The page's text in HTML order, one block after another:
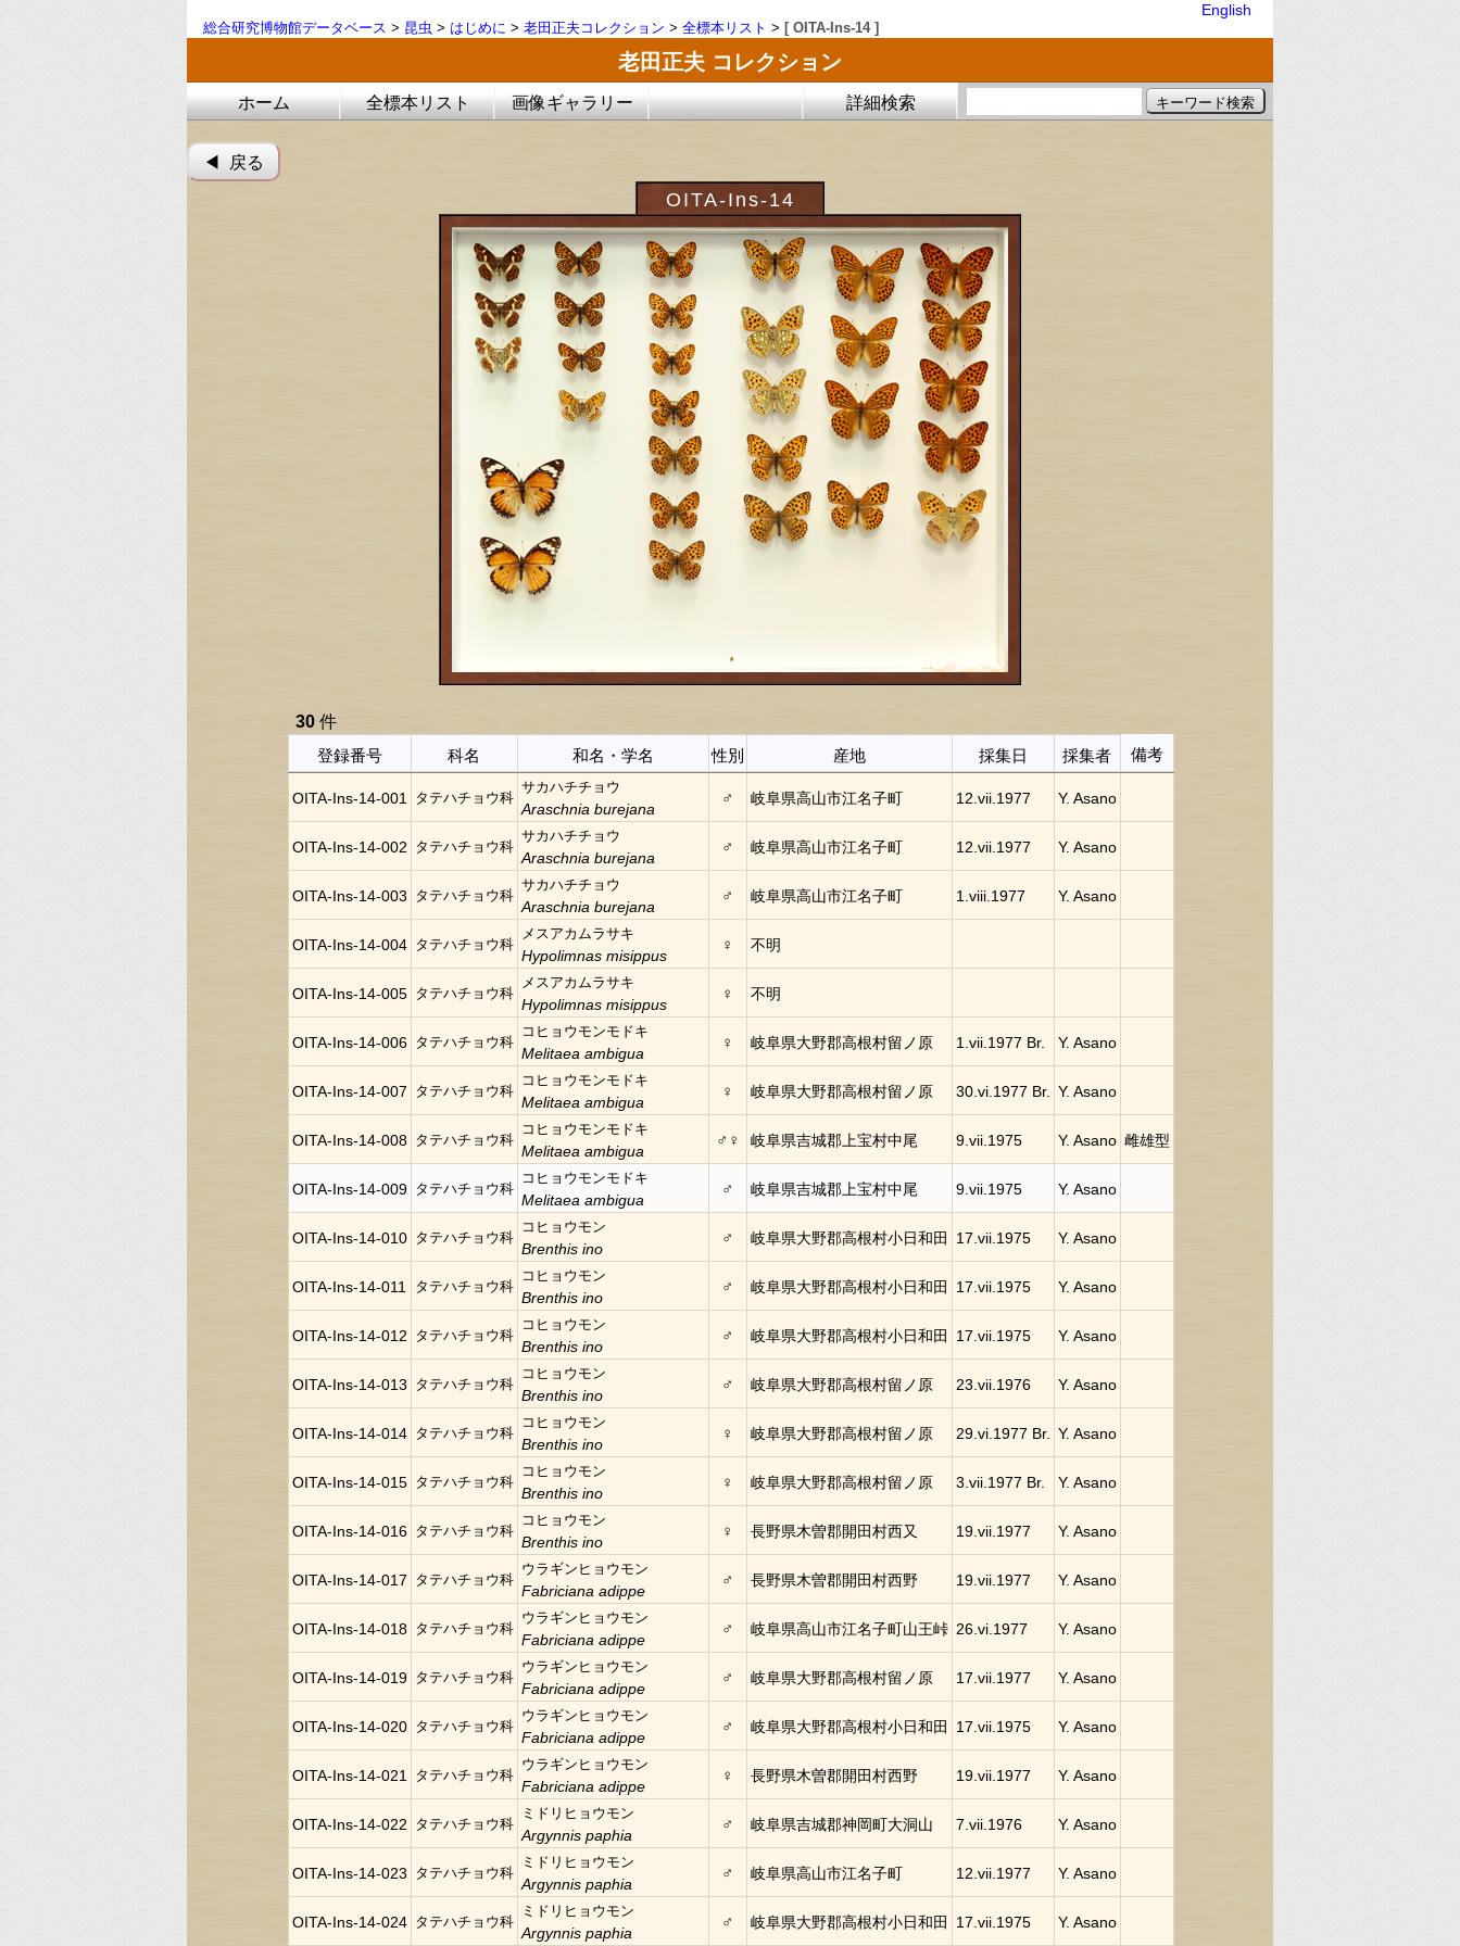
English
総合研究博物館データベース > 昆虫 > はじめに > 老田正夫コレクション > 全標本リスト > [ OITA-Ins-14 ]
老田正夫 コレクション
ホーム 全標本リスト 画像ギャラリー 詳細検索
◀︎ 戻る
OITA-Ins-14
30件
登録番号
科名 和名・学名 性別 産地 採集日 採集者 備考
OITA-Ins-14-001 タテハチョウ科
サカハチチョウ
Araschnia burejana
♂ 岐阜県高山市江名子町 12.vii.1977 Y. Asano
OITA-Ins-14-002 タテハチョウ科
サカハチチョウ
Araschnia burejana
♂ 岐阜県高山市江名子町 12.vii.1977 Y. Asano
OITA-Ins-14-003 タテハチョウ科
サカハチチョウ
Araschnia burejana
♂ 岐阜県高山市江名子町 1.viii.1977 Y. Asano
OITA-Ins-14-004 タテハチョウ科
メスアカムラサキ
Hypolimnas misippus
♀ 不明
OITA-Ins-14-005 タテハチョウ科
メスアカムラサキ
Hypolimnas misippus
♀ 不明
OITA-Ins-14-006 タテハチョウ科
コヒョウモンモドキ
Melitaea ambigua
♀ 岐阜県大野郡高根村留ノ原 1.vii.1977 Br. Y. Asano
OITA-Ins-14-007 タテハチョウ科
コヒョウモンモドキ
Melitaea ambigua
♀ 岐阜県大野郡高根村留ノ原 30.vi.1977 Br. Y. Asano
OITA-Ins-14-008 タテハチョウ科
コヒョウモンモドキ
Melitaea ambigua
♂♀ 岐阜県吉城郡上宝村中尾 9.vii.1975 Y. Asano 雌雄型
OITA-Ins-14-009 タテハチョウ科
コヒョウモンモドキ
Melitaea ambigua
♂ 岐阜県吉城郡上宝村中尾 9.vii.1975 Y. Asano
OITA-Ins-14-010 タテハチョウ科
コヒョウモン
Brenthis ino
♂ 岐阜県大野郡高根村小日和田 17.vii.1975 Y. Asano
OITA-Ins-14-011 タテハチョウ科
コヒョウモン
Brenthis ino
♂ 岐阜県大野郡高根村小日和田 17.vii.1975 Y. Asano
OITA-Ins-14-012 タテハチョウ科
コヒョウモン
Brenthis ino
♂ 岐阜県大野郡高根村小日和田 17.vii.1975 Y. Asano
OITA-Ins-14-013 タテハチョウ科
コヒョウモン
Brenthis ino
♂ 岐阜県大野郡高根村留ノ原 23.vii.1976 Y. Asano
OITA-Ins-14-014 タテハチョウ科
コヒョウモン
Brenthis ino
♀ 岐阜県大野郡高根村留ノ原 29.vi.1977 Br. Y. Asano
OITA-Ins-14-015 タテハチョウ科
コヒョウモン
Brenthis ino
♀ 岐阜県大野郡高根村留ノ原 3.vii.1977 Br. Y. Asano
OITA-Ins-14-016 タテハチョウ科
コヒョウモン
Brenthis ino
♀ 長野県木曽郡開田村西又 19.vii.1977 Y. Asano
OITA-Ins-14-017 タテハチョウ科
ウラギンヒョウモン
Fabriciana adippe
♂ 長野県木曽郡開田村西野 19.vii.1977 Y. Asano
OITA-Ins-14-018 タテハチョウ科
ウラギンヒョウモン
Fabriciana adippe
♂ 岐阜県高山市江名子町山王峠 26.vi.1977 Y. Asano
OITA-Ins-14-019 タテハチョウ科
ウラギンヒョウモン
Fabriciana adippe
♂ 岐阜県大野郡高根村留ノ原 17.vii.1977 Y. Asano
OITA-Ins-14-020 タテハチョウ科
ウラギンヒョウモン
Fabriciana adippe
♂ 岐阜県大野郡高根村小日和田 17.vii.1975 Y. Asano
OITA-Ins-14-021 タテハチョウ科
ウラギンヒョウモン
Fabriciana adippe
♀ 長野県木曽郡開田村西野 19.vii.1977 Y. Asano
OITA-Ins-14-022 タテハチョウ科
ミドリヒョウモン
Argynnis paphia
♂ 岐阜県吉城郡神岡町大洞山 7.vii.1976 Y. Asano
OITA-Ins-14-023 タテハチョウ科
ミドリヒョウモン
Argynnis paphia
♂ 岐阜県高山市江名子町 12.vii.1977 Y. Asano
OITA-Ins-14-024 タテハチョウ科
ミドリヒョウモン
Argynnis paphia
♂ 岐阜県大野郡高根村小日和田 17.vii.1975 Y. Asano